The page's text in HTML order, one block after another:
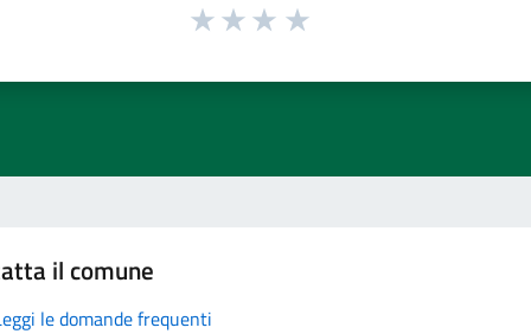
il comune
le domande frequenti